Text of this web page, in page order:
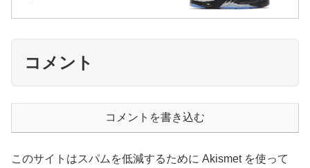
コメント
コメントを書き込む
このサイトはスパムを低減するために Akismet を使って